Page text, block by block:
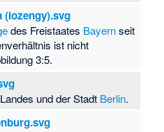
(lozengy).svg
des Freistaates Bayernseit
ist nicht
3:5.
und der Stadt Berlin.